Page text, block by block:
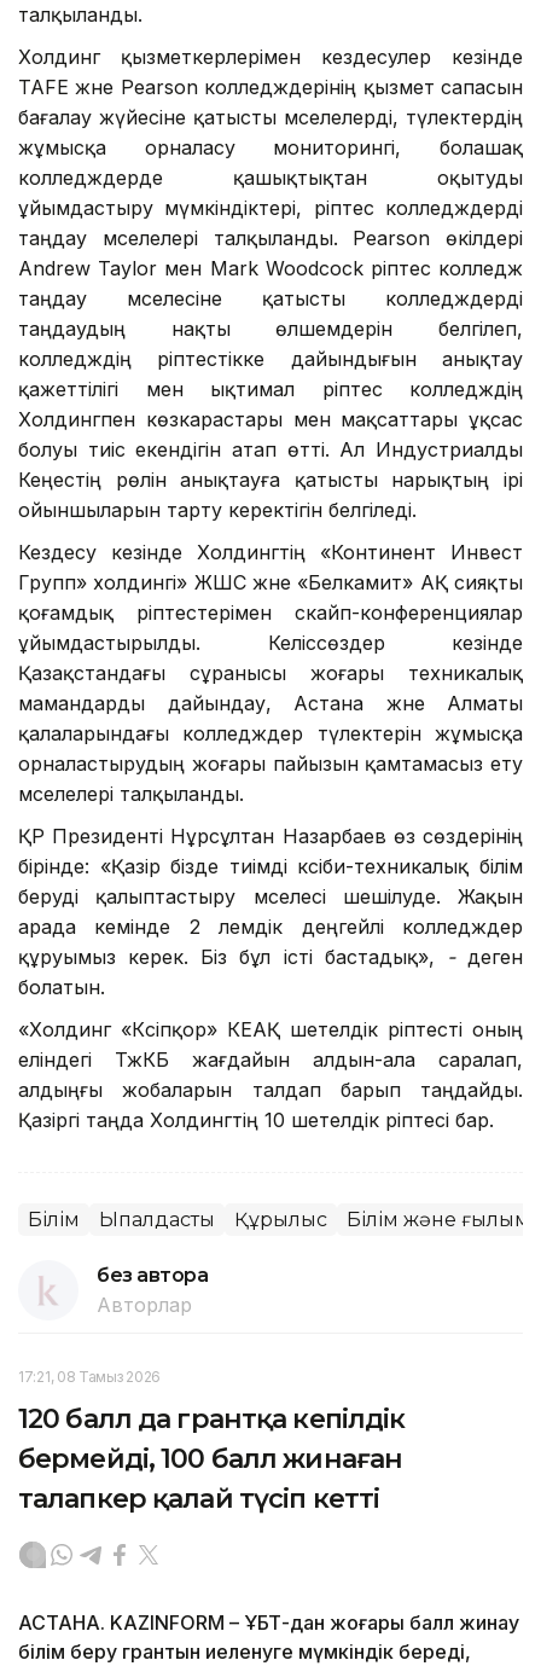
талқыланды.
Холдинг қызметкерлерімен кездесулер кезінде
TAFE және Pearson колледждерінің қызмет сапасын
бағалау жүйесіне қатысты мәселелерді, түлектердің
жұмысқа орналасу мониторингі, болашақ
колледждерде қашықтықтан оқытуды
ұйымдастыру мүмкіндіктері, әріптес колледждерді
таңдау мәселелері талқыланды. Pearson өкілдері
Andrew Taylor мен Mark Woodcock әріптес колледж
таңдау мәселесіне қатысты колледждерді
таңдаудың нақты өлшемдерін белгілеп,
колледждің әріптестікке дайындығын анықтау
қажеттілігі мен ықтимал әріптес колледждің
Холдингпен көзкарастары мен мақсаттары ұқсас
болуы тиіс екендігін атап өтті. Ал Индустриалды
Кеңестің рөлін анықтауға қатысты нарықтың ірі
ойыншыларын тарту керектігін белгіледі.
Кездесу кезінде Холдингтің «Континент Инвест
Групп» холдингі» ЖШС және «Белкамит» АҚ сияқты
қоғамдық әріптестерімен скайп-конференциялар
ұйымдастырылды. Келіссөздер кезінде
Қазақстандағы сұранысы жоғары техникалық
мамандарды дайындау, Астана және Алматы
қалаларындағы колледждер түлектерін жұмысқа
орналастырудың жоғары пайызын қамтамасыз ету
мәселелері талқыланды.
ҚР Президенті Нұрсұлтан Назарбаев өз сөздерінің
бірінде: «Қазір бізде тиімді кәсіби-техникалық білім
беруді қалыптастыру мәселесі шешілуде. Жақын
арада кемінде 2 әлемдік деңгейлі колледждер
құруымыз керек. Біз бұл істі бастадық»,
-деген
болатын.
«Холдинг «Кәсіпқор» КЕАҚ шетелдік әріптесті оның
еліндегі ТжКБ жағдайын алдын-ала саралап,
алдыңғы жобаларын талдап барып таңдайды.
Қазіргі таңда Холдингтің 10 шетелдік әріптесі бар.
Білім Ықпалдастық Құрылыс Білім және ғылым
без автора
Авторлар
17:21, 08 Тамыз 2026
120 балл да грантқа кепілдік
бермейді, 100 балл жинаған
талапкер қалай түсіп кетті
АСТАНА. KAZINFORM – ҰБТ-дан жоғары балл жинау
білім беру грантын иеленуге мүмкіндік береді,